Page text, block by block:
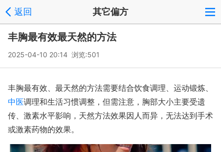
返回 其它偏方
丰胸最有效最天然的方法
2025-04-10 20:14 浏览:501
丰胸最有效、最天然的方法需要结合饮食调理、运动锻炼、
中医调理和生活习惯调整，但需注意，胸部大小主要受遗
传、激素水平影响，天然方法效果因人而异，无法达到手术
或激素药物的效果。